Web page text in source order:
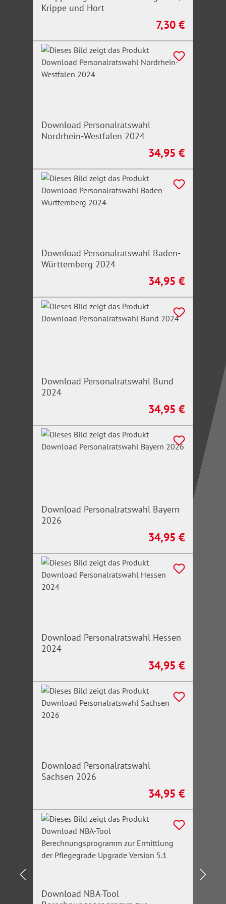
Krippe und Hort
Regulärer Preis:
7,30 €
Download Personalratswahl
Nordrhein-Westfalen 2024
Regulärer Preis:
34,95 €
Download Personalratswahl Baden-
Württemberg 2024
Regulärer Preis:
34,95 €
Download Personalratswahl Bund
2024
Regulärer Preis:
34,95 €
Download Personalratswahl Bayern
2026
Regulärer Preis:
34,95 €
Download Personalratswahl Hessen
2024
Regulärer Preis:
34,95 €
Download Personalratswahl
Sachsen 2026
Regulärer Preis:
34,95 €
Download NBA-Tool